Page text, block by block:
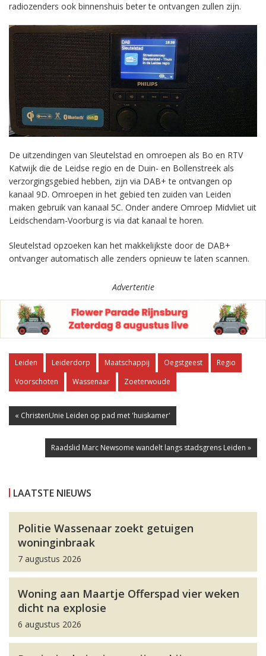
radiozenders ook binnenshuis beter te ontvangen zullen zijn.
De uitzendingen van Sleutelstad en omroepen als Bo en RTV
Katwijk die de Leidse regio en de Duin- en Bollenstreek als
verzorgingsgebied hebben, zijn via DAB+ te ontvangen op
kanaal 9D. Omroepen in het gebied ten zuiden van Leiden
maken gebruik van kanaal 5C. Onder andere Omroep Midvliet uit
Leidschendam-Voorburg is via dat kanaal te horen.
Sleutelstad opzoeken kan het makkelijkste door de DAB+
ontvanger automatisch alle zenders opnieuw te laten scannen.
Advertentie
Leiden Leiderdorp Maatschappij Oegstgeest
Regio
Voorschoten
Wassenaar Zoeterwoude
« ChristenUnie Leiden op pad met 'huiskamer'
Raadslid Marc Newsome wandelt langs stadsgrens Leiden »
LAATSTE NIEUWS
Politie Wassenaar zoekt getuigen
woninginbraak
7 augustus 2026
Woning aan Maartje Offerspad vier weken
dicht na explosie
6 augustus 2026